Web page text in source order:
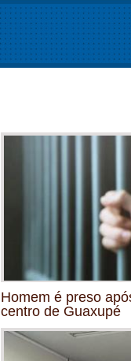
Homem é preso
centro de Guaxupé